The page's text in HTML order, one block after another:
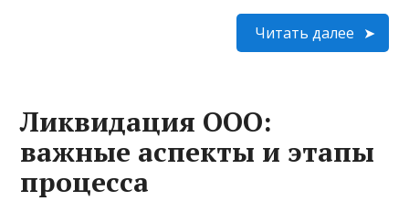
Читать далее
Ликвидация ООО:
важные аспекты и этапы
процесса